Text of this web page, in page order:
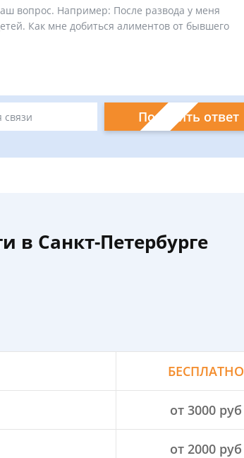
Получить ответ
в Санкт-Петербурге
БЕСПЛАТНО
от 3000 руб
от 2000 руб